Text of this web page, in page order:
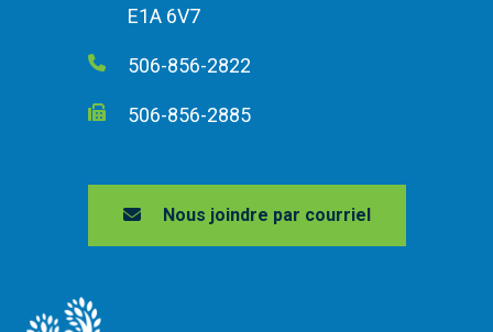
E1A 6V7
506-856-2822
506-856-2885
Nous joindre par courriel